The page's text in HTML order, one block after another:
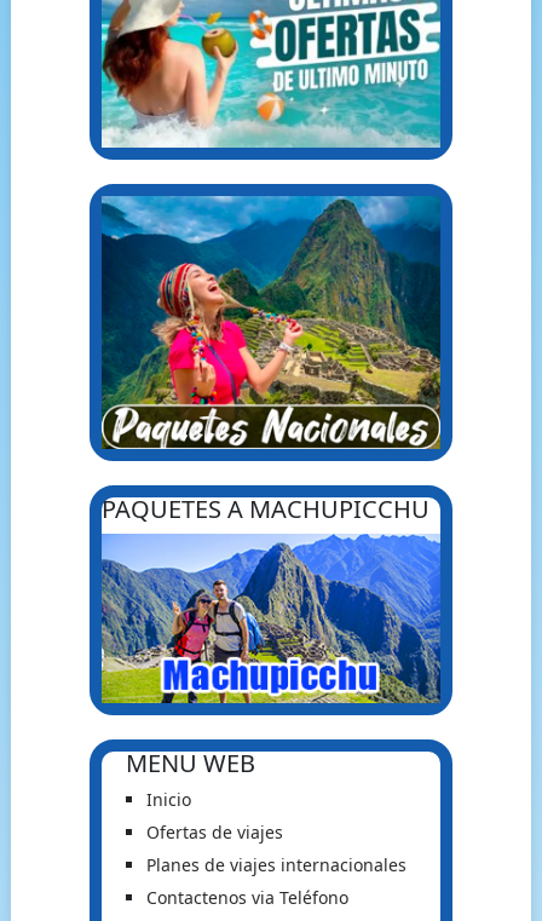
PAQUETES A MACHUPICCHU
MENU WEB
Inicio
Ofertas de viajes
Planes de viajes internacionales
Contactenos via Teléfono